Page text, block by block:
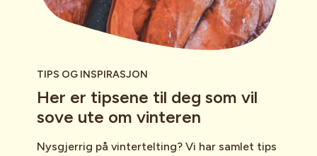
TIPS OG INSPIRASJON
Her er tipsene til deg som vil
sove ute om vinteren
Nysgjerrig på vintertelting? Vi har samlet tips